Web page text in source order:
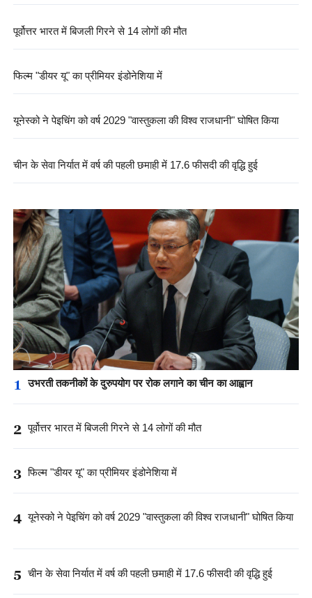
पूर्वोत्तर भारत में बिजली गिरने से 14 लोगों की मौत
फिल्म "डीयर यू" का प्रीमियर इंडोनेशिया में
यूनेस्को ने पेइचिंग को वर्ष 2029 "वास्तुकला की विश्व राजधानी" घोषित किया
चीन के सेवा निर्यात में वर्ष की पहली छमाही में 17.6 फीसदी की वृद्धि हुई
1 उभरती तकनीकों के दुरुपयोग पर रोक लगाने का चीन का आह्वान
2 पूर्वोत्तर भारत में बिजली गिरने से 14 लोगों की मौत
3 फिल्म "डीयर यू" का प्रीमियर इंडोनेशिया में
4 यूनेस्को ने पेइचिंग को वर्ष 2029 "वास्तुकला की विश्व राजधानी" घोषित किया
5 चीन के सेवा निर्यात में वर्ष की पहली छमाही में 17.6 फीसदी की वृद्धि हुई